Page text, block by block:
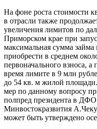
На фоне роста стоимости
в отрасли также
увеличения лимитов по
Приморском крае при
максимальная сумма займа
приобрести в среднем
первоначального взноса,
время лимите в 9 млн
до 54 кв. м жилой
мер по данному вопросу
полпред президента в
Минвостокразвития
может быть утверждено